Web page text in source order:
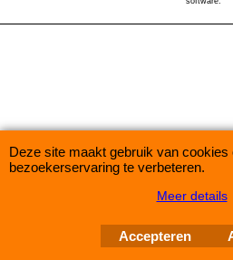
Deze site maakt gebruik van cookies
bezoekerservaring te verbeteren.
Meer details
Accepteren